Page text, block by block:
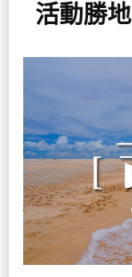
活動勝地